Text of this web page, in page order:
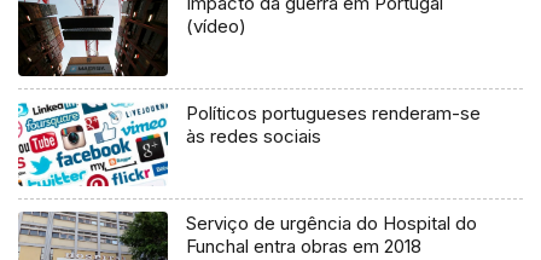
(vídeo)
Políticos portugueses renderam-se
às redes sociais
Serviço de urgência do Hospital do
Funchal entra obras em 2018